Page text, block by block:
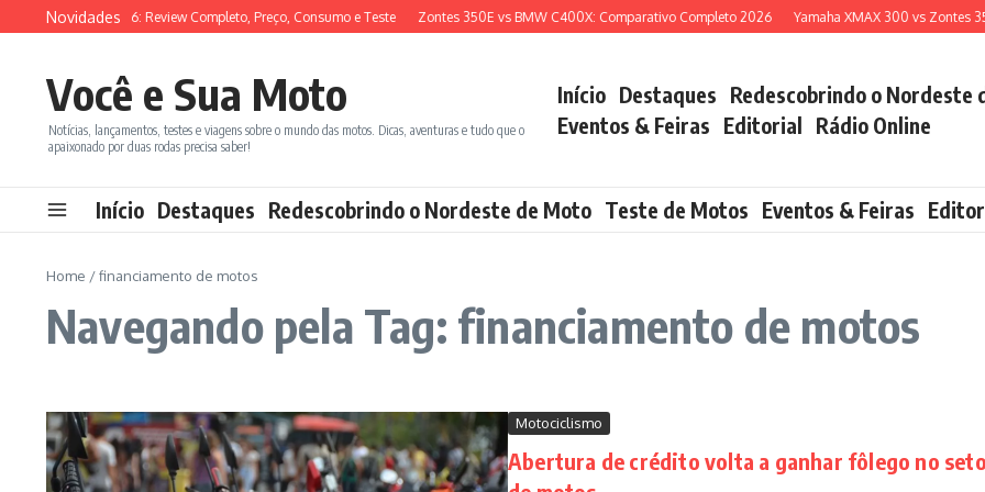
Ir para o conteúdo
Novidades
SYM ADX 150 2026: Review Completo, Preço, Consumo e Teste Zontes 350E vs BMW C400X: Comparativo Completo 2026 Yamaha XMAX 300 vs Zontes
Você e Sua Moto
Notícias, lançamentos, testes e viagens sobre o mundo das motos. Dicas, aventuras e tudo que o
apaixonado por duas rodas precisa saber!
Início Destaques Redescobrindo o Nordeste
Eventos & Feiras Editorial Rádio Online
Início Destaques Redescobrindo o Nordeste de Moto Teste de Motos Eventos & Feiras
Home /financiamento de motos
Navegando pela Tag: financiamento de motos
Motociclismo
Abertura de crédito volta a ganhar fôlego no